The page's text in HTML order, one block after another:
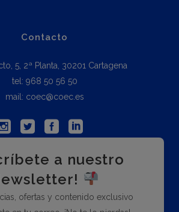
Contacto
5, 2ª Planta, 30201 Cartagena
tel: 968 50 56 50
mail: coec@coec.es
a nuestro
ofertas y contenido exclusivo